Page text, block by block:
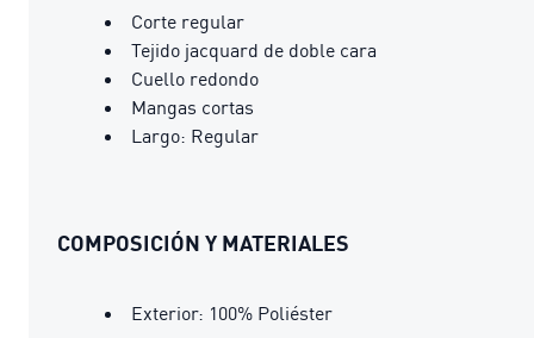
Corte regular
Tejido jacquard de doble cara
Cuello redondo
Mangas cortas
Largo: Regular
COMPOSICIÓN Y MATERIALES
Exterior: 100% Poliéster